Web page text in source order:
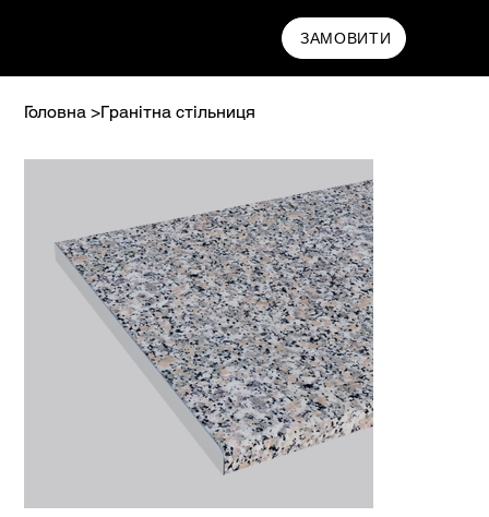
ЗАМОВИТИ
Головна >Гранітна стільниця